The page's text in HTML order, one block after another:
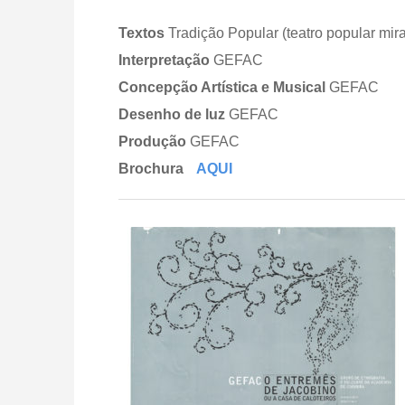
TextosTradição Popular (teatro popular
Interpretação GEFAC
Concepção Artística e Musical GEFAC
Desenho de luzGEFAC
Produção GEFAC
Brochura
AQUI